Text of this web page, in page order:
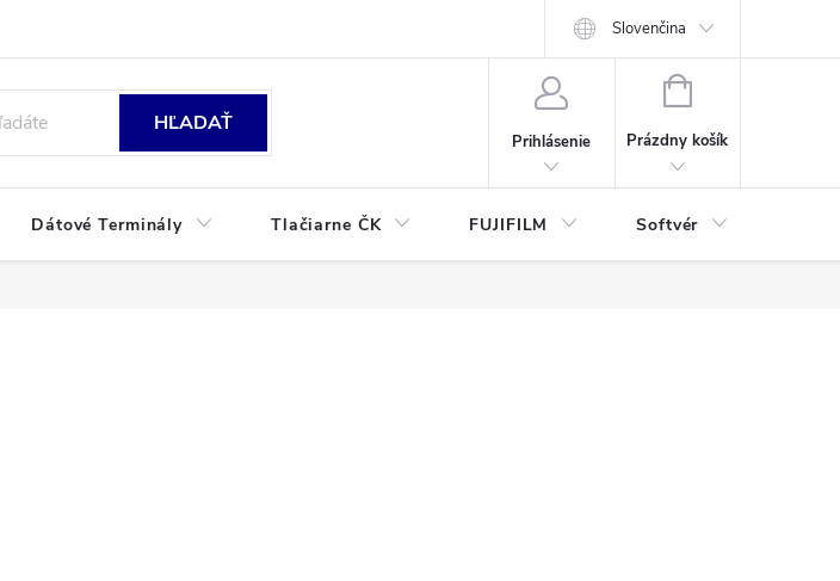
Slovenčina
HĽADAŤ
Prihlásenie
NÁKUPNÝ
Prázdny košík
Dátové Terminály Tlačiarne ČK FUJIFILM Softvér